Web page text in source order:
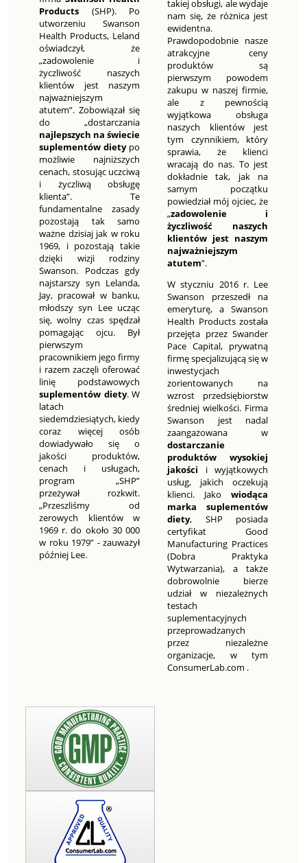
Products (SHP). Po
utworzeniu Swanson
Health Products, Leland
oświadczył, że
„zadowolenie i
życzliwość naszych
klientów jest naszym
najważniejszym
atutem”. Zobowiązał się
do „dostarczania
najlepszych na świecie
suplementów dietypo
możliwie najniższych
cenach, stosując uczciwą
i życzliwą obsługę
klienta”. Te
fundamentalne zasady
pozostają tak samo
ważne dzisiaj jak w roku
1969, i pozostają takie
dzięki wizji rodziny
Swanson. Podczas gdy
najstarszy syn Lelanda,
Jay, pracował w banku,
młodszy syn Lee ucząc
się, wolny czas spędzał
pomagając ojcu. Był
pierwszym
pracownikiem jego firmy
i razem zaczęli oferować
linię podstawowych
suplementów diety. W
latach
siedemdziesiątych, kiedy
coraz więcej osób
dowiadywało się o
jakości produktów,
cenach i usługach,
program „SHP”
przeżywał rozkwit.
„Przeszliśmy od
zerowych klientów w
1969 r. do około 30 000
w roku 1979” - zauważył
później Lee.
takiej obsługi, ale wydaje
nam się, że różnica jest
ewidentna.
Prawdopodobnie nasze
atrakcyjne ceny
produktów są
pierwszym powodem
zakupu w naszej firmie,
ale z pewnością
wyjątkowa obsługa
naszych klientów jest
tym czynnikiem, który
sprawia, że klienci
wracają do nas. To jest
dokładnie tak, jak na
samym początku
powiedział mój ojciec, że
„zadowolenie i
życzliwość naszych
klientów jest naszym
najważniejszym
atutem”.
W styczniu 2016 r. Lee
Swanson przeszedł na
emeryturę, a Swanson
Health Products została
przejęta przez Swander
Pace Capital, prywatną
firmę specjalizującą się w
inwestycjach
zorientowanych na
wzrost przedsiębiorstw
średniej wielkości. Firma
Swanson jest nadal
zaangażowana w
dostarczanie
produktów wysokiej
jakości i wyjątkowych
usług, jakich oczekują
klienci. Jako wiodąca
marka suplementów
diety, SHP posiada
certyfikat Good
Manufacturing Practices
(Dobra Praktyka
Wytwarzania), a także
dobrowolnie bierze
udział w niezależnych
testach
suplementacyjnych
przeprowadzanych
przez niezależne
organizacje, w tym
ConsumerLab.com .